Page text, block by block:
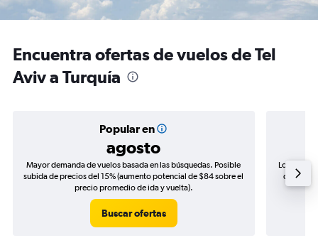
Encuentra ofertas de vuelos de Tel
Aviv a Turquía
Popular en
agosto
Mayor demanda de vuelos basada en las búsquedas. Posible
subida de precios del 15% (aumento potencial de $84 sobre el
precio promedio de ida y vuelta).
Buscar ofertas
Los
de